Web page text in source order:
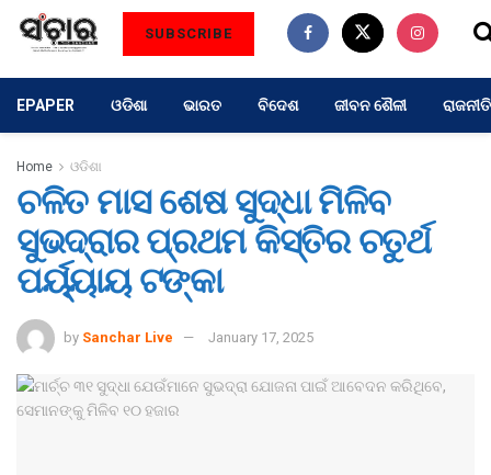
SUBSCRIBE
EPAPER ଓଡିଶା ଭାରତ ବିଦେଶ ଜୀବନ ଶୈଳୀ ରାଜନୀତି
Home ଓଡିଶା
ଚଳିତ ମାସ ଶେଷ ସୁଦ୍ଧା ମିଳିବ
ସୁଭଦ୍ରାର ପ୍ରଥମ କିସ୍ତିର ଚତୁର୍ଥ
ପର୍ୟ୍ୟାୟ ଟଙ୍କା
by Sanchar Live January 17, 2025